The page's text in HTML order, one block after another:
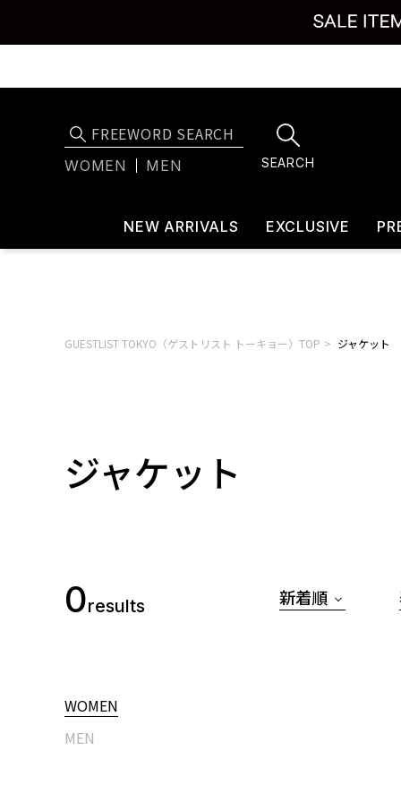
WOMEN MEN SEARCH
NEW ARRIVALS EXCLUSIVE
GUESTLIST TOKYO（ゲストリスト トーキョー）TOP ジャケット
ジャケット
0results
WOMEN
MEN
新着順